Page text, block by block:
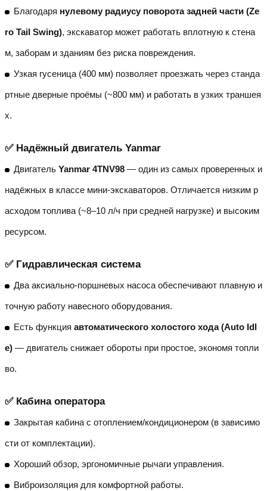
Благодаря нулевому радиусу поворота задней части (Ze
ro Tail Swing), экскаватор может работать вплотную к стена
м, заборам и зданиям без риска повреждения.
Узкая гусеница (400 мм) позволяет проезжать через станда
ртные дверные проёмы (~800 мм) и работать в узких траншея
х.
✅ Надёжный двигатель Yanmar
Двигатель Yanmar 4TNV98 — один из самых проверенных и
надёжных в классе мини-экскаваторов. Отличается низким р
асходом топлива (~8–10 л/ч при средней нагрузке) и высоким
ресурсом.
✅ Гидравлическая система
Два аксиально-поршневых насоса обеспечивают плавную и
точную работу навесного оборудования.
Есть функция автоматического холостого хода (Auto Idl
e) — двигатель снижает обороты при простое, экономя топли
во.
✅ Кабина оператора
Закрытая кабина с отоплением/кондиционером (в зависимо
сти от комплектации).
Хороший обзор, эргономичные рычаги управления.
Виброизоляция для комфортной работы.